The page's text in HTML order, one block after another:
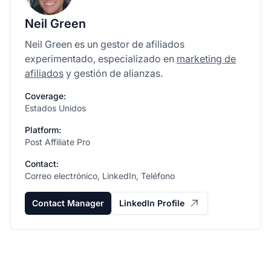
Neil Green
Neil Green es un gestor de afiliados
experimentado, especializado en marketing de
afiliados y gestión de alianzas.
Coverage:
Estados Unidos
Platform:
Post Affiliate Pro
Contact:
Correo electrónico, LinkedIn, Teléfono
Contact Manager LinkedIn Profile